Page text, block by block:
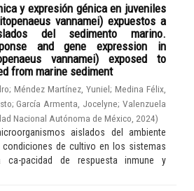
y expresión génica en juveniles
vannamei) expuestos a
del sedimento marino.
and gene expression in
vannamei) exposed to
from marine sediment
; Méndez Martínez, Yuniel; Medina Félix,
;García Armenta, Jocelyne;Valenzuela
Nacional Autónoma de México 2024)
aislados del ambiente
condiciones de cultivo en los sistemas
pacidad de respuesta inmune y